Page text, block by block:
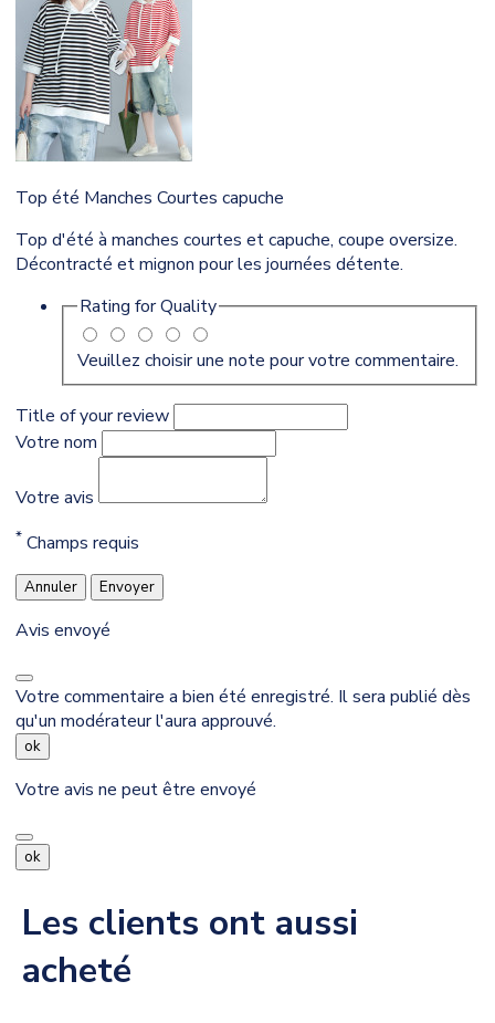
Top été Manches Courtes capuche
Top d'été à manches courtes et capuche, coupe oversize.
Décontracté et mignon pour les journées détente.
Rating forQuality
Veuillez choisir une note pour votre commentaire.
Title of your review
Votre nom
Votre avis
* Champs requis
Annuler Envoyer
Avis envoyé
Votre commentaire a bien été enregistré. Il sera publié dès
qu'un modérateur l'aura approuvé.
ok
Votre avis ne peut être envoyé
ok
Les clients ont aussi
acheté